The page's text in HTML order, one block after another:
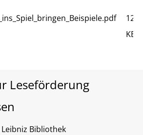
126
KB
Leseförderung
Bibliothek